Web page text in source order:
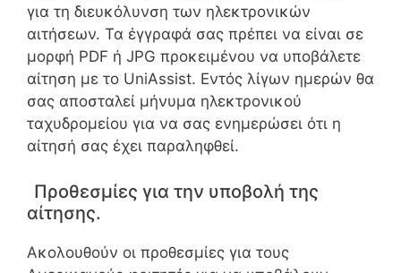
για τη διευκόλυνση των ηλεκτρονικών
αιτήσεων. Τα έγγραφά σας πρέπει να είναι σε
μορφή PDF ή JPG προκειμένου να υποβάλετε
αίτηση με το UniAssist. Εντός λίγων ημερών θα
σας αποσταλεί μήνυμα ηλεκτρονικού
ταχυδρομείου για να σας ενημερώσει ότι η
αίτησή σας έχει παραληφθεί.
Προθεσμίες για την υποβολή της
αίτησης.
Ακολουθούν οι προθεσμίες για τους